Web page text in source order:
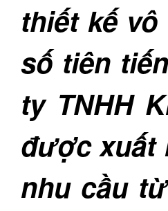
thiết kế
số tiên
ty TNHH
được xuất
nhu cầu